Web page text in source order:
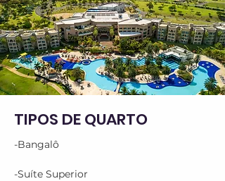
TIPOS DE QUARTO
-Bangalô
-Suíte Superior